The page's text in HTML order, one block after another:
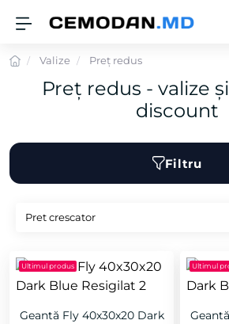
Valize Preț redus
Preț redus - valize
discount
Filtru
Ultimul produs
Geantă Fly 40x30x20 Dark
Ultimul